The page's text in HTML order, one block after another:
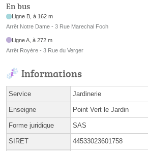
En bus
Ligne B, à 162 m
Arrêt Notre Dame - 3 Rue Marechal Foch
Ligne A, à 272 m
Arrêt Royère - 3 Rue du Verger
Informations
Service Jardinerie
Enseigne Point Vert le Jardin
Forme juridique SAS
SIRET 44533023601758